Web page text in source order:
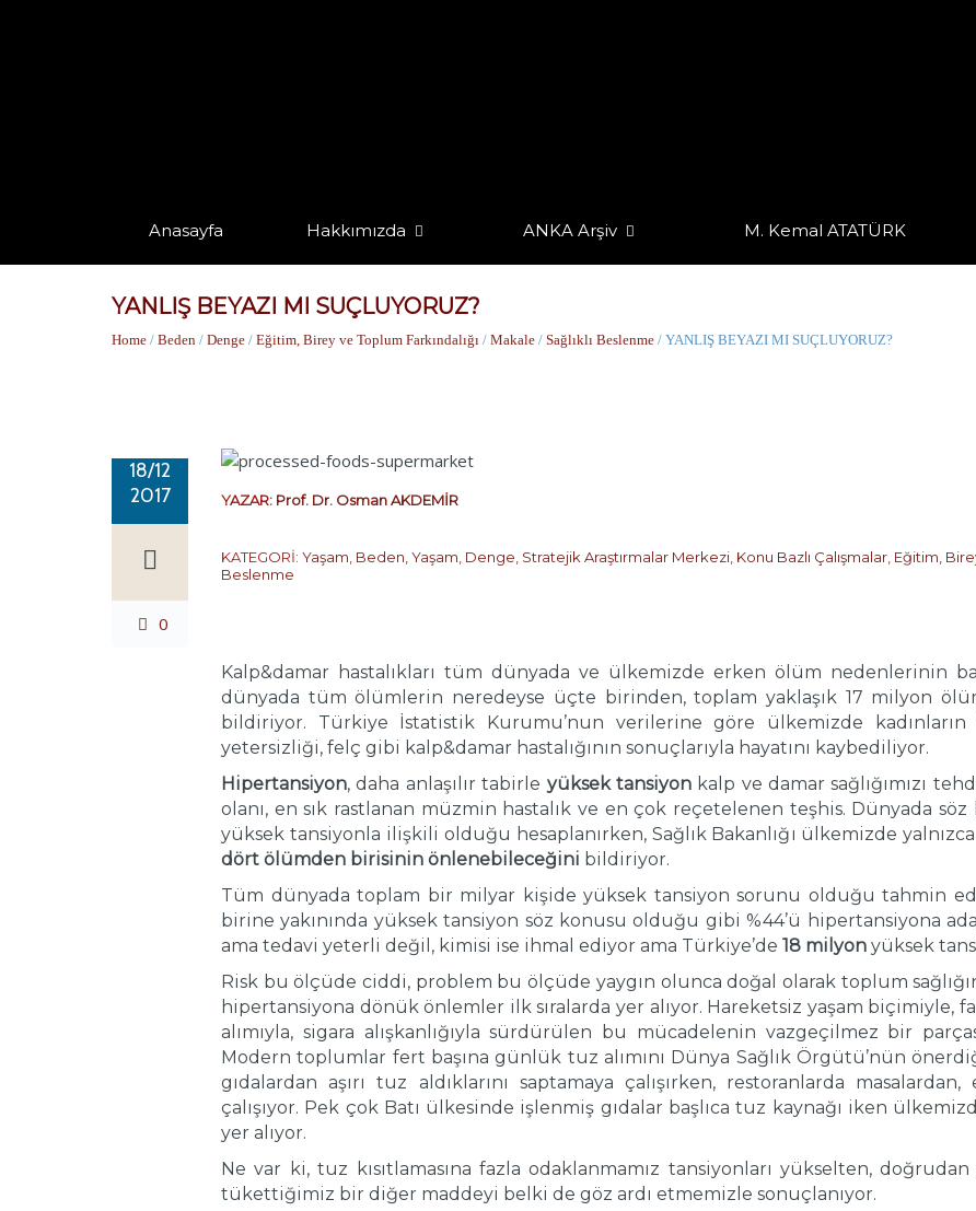
Anasayfa Hakkımızda ANKA Arşiv M. Kemal ATATÜRK
YANLIŞ BEYAZI MI SUÇLUYORUZ?
Home / Beden / Denge / Eğitim, Birey ve Toplum Farkındalığı / Makale / Sağlıklı Beslenme / YANLIŞ BEYAZI MI SUÇLUYORUZ?
18/12
2017
0
YAZAR: Prof. Dr. Osman AKDEMİR
KATEGORİ: Yaşam, Beden,Yaşam, Denge, Stratejik Araştırmalar Merkezi, Konu Bazlı Çalışmalar, Eğitim,
Beslenme
Kalp&damar hastalıkları tüm dünyada ve ülkemizde erken ölüm nedenlerinin
dünyada tüm ölümlerin neredeyse üçte birinden, toplam yaklaşık 17 milyon
bildiriyor. Türkiye İstatistik Kurumu’nun verilerine göre ülkemizde kadınların
yetersizliği, felç gibi kalp&damar hastalığının sonuçlarıyla hayatını kaybediliyor.
Hipertansiyon, daha anlaşılır tabirle yüksek tansiyonkalp ve damar sağlığımızı
olanı, en sık rastlanan müzmin hastalık ve en çok reçetelenen teşhis. Dünyada
yüksek tansiyonla ilişkili olduğu hesaplanırken, Sağlık Bakanlığı ülkemizde
dört ölümden birisinin önlenebileceğini bildiriyor.
Tüm dünyada toplam bir milyar kişide yüksek tansiyon sorunu olduğu tahmin
birine yakınında yüksek tansiyon söz konusu olduğu gibi %44’ü hipertansiyona
ama tedavi yeterli değil, kimisi ise ihmal ediyor ama Türkiye’de 18 milyon yüksek
Risk bu ölçüde ciddi, problem bu ölçüde yaygın olunca doğal olarak toplum
hipertansiyona dönük önlemler ilk sıralarda yer alıyor. Hareketsiz yaşam biçimiyle,
alımıyla, sigara alışkanlığıyla sürdürülen bu mücadelenin vazgeçilmez bir
Modern toplumlar fert başına günlük tuz alımını Dünya Sağlık Örgütü’nün
gıdalardan aşırı tuz aldıklarını saptamaya çalışırken, restoranlarda
çalışıyor. Pek çok Batı ülkesinde işlenmiş gıdalar başlıca tuz kaynağı iken
yer alıyor.
Ne var ki, tuz kısıtlamasına fazla odaklanmamız tansiyonları yükselten,
tükettiğimiz bir diğer maddeyi belki de göz ardı etmemizle sonuçlanıyor.